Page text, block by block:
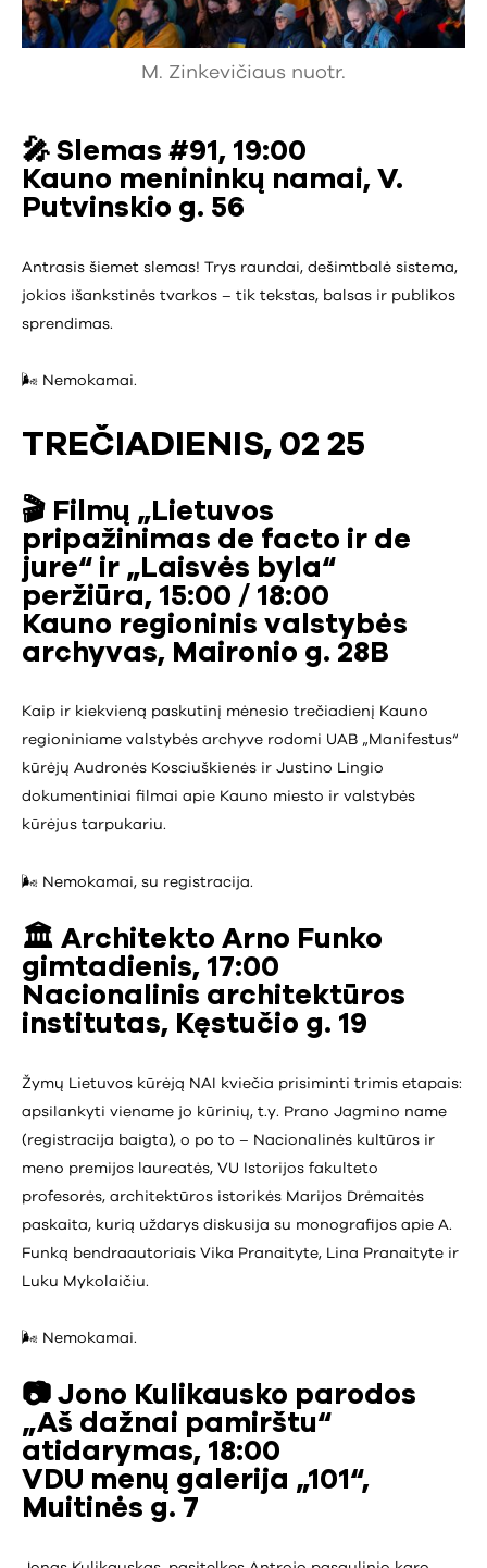
M. Zinkevičiaus nuotr.
🎤 Slemas #91, 19:00
Kauno menininkų namai, V.
Putvinskio g. 56
Antrasis šiemet slemas! Trys raundai, dešimtbalė sistema,
jokios išankstinės tvarkos – tik tekstas, balsas ir publikos
sprendimas.
🌬️ Nemokamai.
TREČIADIENIS, 02 25
🎬 Filmų „Lietuvos
pripažinimas de facto ir de
jure“ ir „Laisvės byla“
peržiūra, 15:00 / 18:00
Kauno regioninis valstybės
archyvas, Maironio g. 28B
Kaip ir kiekvieną paskutinį mėnesio trečiadienį Kauno
regioniniame valstybės archyve rodomi UAB „Manifestus“
kūrėjų Audronės Kosciuškienės ir Justino Lingio
dokumentiniai filmai apie Kauno miesto ir valstybės
kūrėjus tarpukariu.
🌬️ Nemokamai, su registracija.
🏛️ Architekto Arno Funko
gimtadienis, 17:00
Nacionalinis architektūros
institutas, Kęstučio g. 19
Žymų Lietuvos kūrėją NAI kviečia prisiminti trimis etapais:
apsilankyti viename jo kūrinių, t.y. Prano Jagmino name
(registracija baigta), o po to – Nacionalinės kultūros ir
meno premijos laureatės, VU Istorijos fakulteto
profesorės, architektūros istorikės Marijos Drėmaitės
paskaita, kurią uždarys diskusija su monografijos apie A.
Funką bendraautoriais Vika Pranaityte, Lina Pranaityte ir
Luku Mykolaičiu.
🌬️ Nemokamai.
📷 Jono Kulikausko parodos
„Aš dažnai pamirštu“
atidarymas, 18:00
VDU menų galerija „101“,
Muitinės g. 7